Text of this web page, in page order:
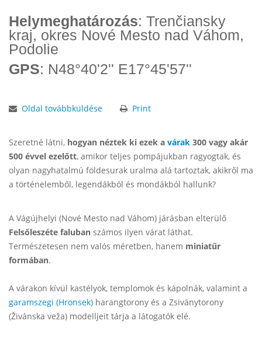
Helymeghatározás: Trenčiansky
kraj, okres Nové Mesto nad Váhom,
Podolie
GPS: N48°40'2'' E17°45'57''
Oldal továbbküldése Print
Szeretné látni, hogyan néztek ki ezek a várak 300 vagy akár
500 évvel ezelőtt, amikor teljes pompájukban ragyogtak, és
olyan nagyhatalmú földesurak uralma alá tartoztak, akikről ma
a történelemből, legendákból és mondákból hallunk?
A Vágújhelyi (Nové Mesto nad Váhom) járásban elterülő
Felsőleszéte faluban számos ilyen várat láthat.
Természetesen nem valós méretben, hanem miniatűr
formában.
A várakon kívül kastélyok, templomok és kápolnák, valamint a
garamszegi (Hronsek) harangtorony és a Zsiványtorony
(Živánska veža) modelljeit tárja a látogatók elé.